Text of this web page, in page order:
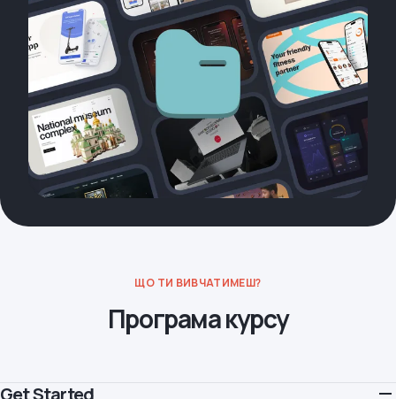
ЩО ТИ ВИВЧАТИМЕШ?
Програма курсу
Get Started